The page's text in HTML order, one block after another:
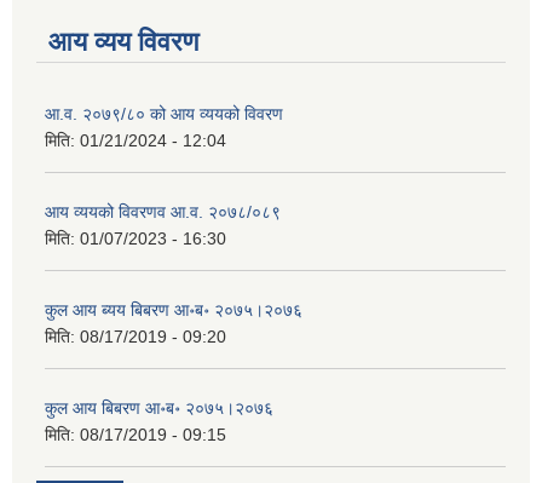
आय व्यय विवरण
आ.व. २०७९/८० को आय व्ययको विवरण
मिति: 01/21/2024 - 12:04
आय व्ययको विवरणव आ.व. २०७८/०८९
मिति: 01/07/2023 - 16:30
कुल आय ब्यय बिबरण आ॰ब॰ २०७५।२०७६
मिति: 08/17/2019 - 09:20
कुल आय बिबरण आ॰ब॰ २०७५।२०७६
मिति: 08/17/2019 - 09:15